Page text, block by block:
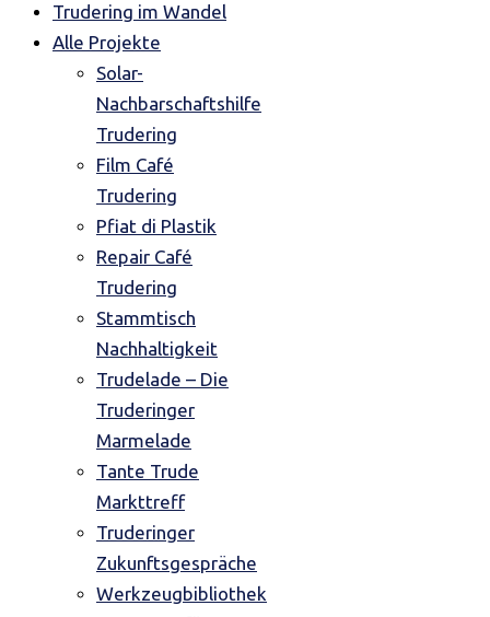
Trudering im Wandel
Alle Projekte
Solar-
Nachbarschaftshilfe
Trudering
Film Café
Trudering
Pfiat di Plastik
Repair Café
Trudering
Stammtisch
Nachhaltigkeit
Trudelade – Die
Truderinger
Marmelade
Tante Trude
Markttreff
Truderinger
Zukunftsgespräche
Werkzeugbibliothek